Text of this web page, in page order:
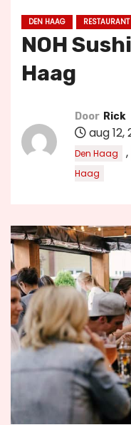
DEN HAAG RESTAURANT
NOH
Haag
Door Rick
aug 12,
Den Haag
,
Haag